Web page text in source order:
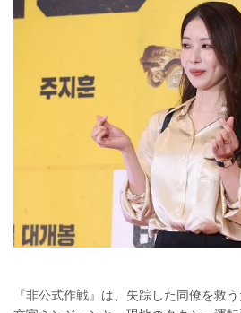
『非公式作戦』は、失踪した同僚を救